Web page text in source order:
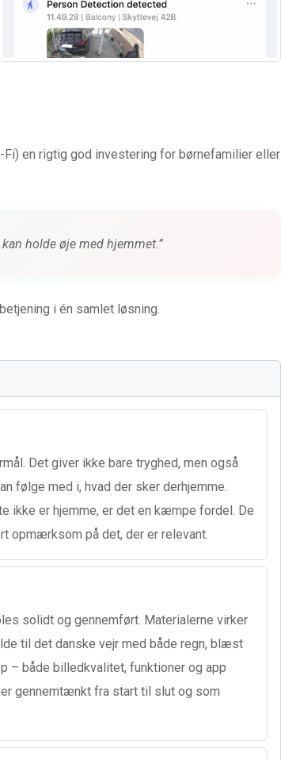
Fi) en rigtig god investering for børnefamilier eller
holde øje med hjemmet.”
i én samlet løsning.
Det giver ikke bare tryghed, men også
følge med i, hvad der sker derhjemme.
ikke er hjemme, er det en kæmpe fordel. De
opmærksom på det, der er relevant.
solidt og gennemført. Materialerne virker
til det danske vejr med både regn, blæst
– både billedkvalitet, funktioner og app
gennemtænkt fra start til slut og som